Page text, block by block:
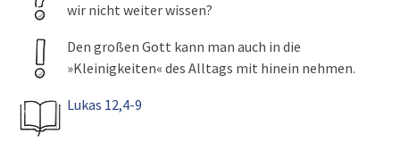
wir nicht weiter wissen?
Den großen Gott kann man auch in die
»Kleinigkeiten« des Alltags mit hinein nehmen.
Lukas 12,4-9